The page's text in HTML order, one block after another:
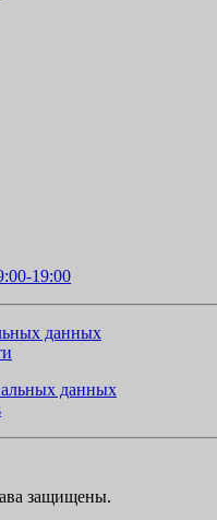
19:00
данных
данных
защищены.